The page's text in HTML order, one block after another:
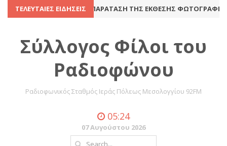
ΤΕΛΕΥΤΑΊΕΣ ΕΙΔΉΣΕΙΣ
8 Ιουλίου 2016 ΠΑΡΆΤΑΣΗ ΤΗΣ ΈΚΘΕΣΗΣ
Σύλλογος Φίλοι του
Ραδιοφώνου
Ραδιοφωνικός Σταθμός Ιεράς Πόλεως Μεσολογγίου 92FM
05:24
07 Αυγούστου 2026